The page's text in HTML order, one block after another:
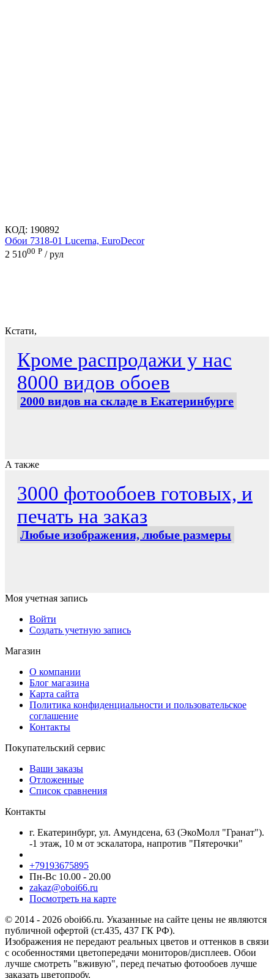
КОД: 190892
Обои 7318-01 Lucerna, EuroDecor
2 51000 Р / рул
Кстати,
Кроме распродажи у нас
8000 видов обоев
2000 видов на складе в Екатеринбурге
А также
3000 фотообоев готовых, и
печать на заказ
Любые изображения, любые размеры
Моя учетная запись
Войти
Создать учетную запись
Магазин
О компании
Блог магазина
Карта сайта
Политика конфиденциальности и пользовательское
соглашение
Контакты
Покупательский сервис
Ваши заказы
Отложенные
Список сравнения
Контакты
г. Екатеринбург, ул. Амундсена, 63 (ЭкоМолл "Гранат").
-1 этаж, 10 м от эскалатора, напротив "Пятерочки"
+79193675895
Пн-Вс 10.00 - 20.00
zakaz@oboi66.ru
Посмотреть на карте
© 2014 - 2026 oboi66.ru. Указанные на сайте цены не являются
публичной офертой (ст.435, 437 ГК РФ).
Изображения не передают реальных цветов и оттенков в связи
с особенностями цветопередачи мониторов/дисплеев. Обои
лучше смотреть "вживую", перед печатью фотообоев лучше
заказать цветопробу.